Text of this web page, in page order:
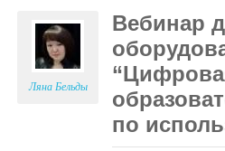
Ляна Бельды
Вебинар
по